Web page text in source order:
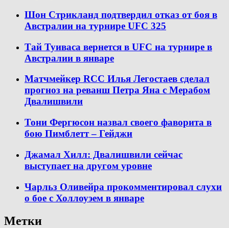
Шон Стрикланд подтвердил отказ от боя в
Австралии на турнире UFC 325
Тай Туиваса вернется в UFC на турнире в
Австралии в январе
Матчмейкер RCC Илья Легостаев сделал
прогноз на реванш Петра Яна с Мерабом
Двалишвили
Тони Фергюсон назвал своего фаворита в
бою Пимблетт – Гейджи
Джамал Хилл: Двалишвили сейчас
выступает на другом уровне
Чарльз Оливейра прокомментировал слухи
о бое с Холлоуэем в январе
Метки